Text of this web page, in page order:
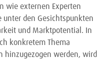
wie externen Experten
unter den Gesichtspunkten
und Marktpotential. In
konkretem Thema
hinzugezogen werden, wird